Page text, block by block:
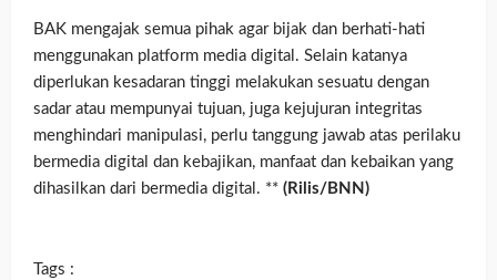
BAK mengajak semua pihak agar bijak dan berhati-hati
menggunakan platform media digital. Selain katanya
diperlukan kesadaran tinggi melakukan sesuatu dengan
sadar atau mempunyai tujuan, juga kejujuran integritas
menghindari manipulasi, perlu tanggung jawab atas perilaku
bermedia digital dan kebajikan, manfaat dan kebaikan yang
dihasilkan dari bermedia digital. ** (Rilis/BNN)
Tags :